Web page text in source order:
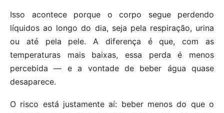
Isso acontece porque o corpo segue perdendo
líquidos ao longo do dia, seja pela respiração, urina
ou até pela pele. A diferença é que, com as
temperaturas mais baixas, essa perda é menos
percebida — e a vontade de beber água quase
desaparece.
O risco está justamente aí: beber menos do que o